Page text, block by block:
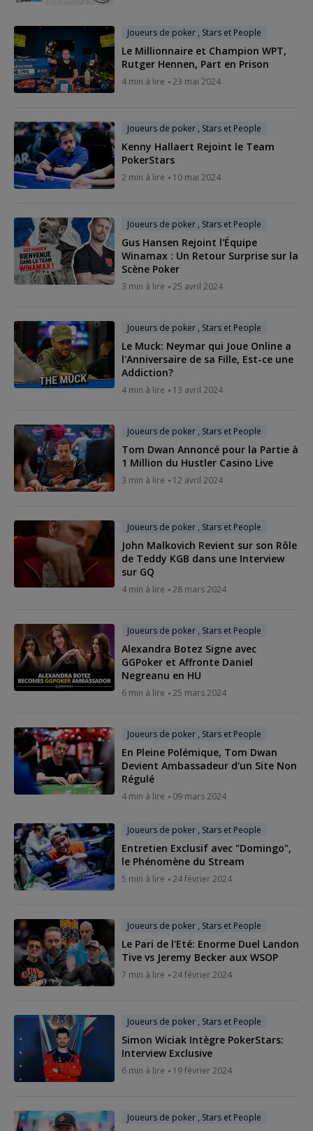
Joueurs de poker , Stars et People
Le Millionnaire et Champion WPT,
Rutger Hennen, Part en Prison
4 min à lire 23 mai 2024
Joueurs de poker , Stars et People
Kenny Hallaert Rejoint le Team
PokerStars
2 min à lire 10 mai 2024
Joueurs de poker , Stars et People
Gus Hansen Rejoint l'Équipe
Winamax : Un Retour Surprise sur la
Scène Poker
3 min à lire 25 avril 2024
Joueurs de poker , Stars et People
Le Muck: Neymar qui Joue Online a
l'Anniversaire de sa Fille, Est-ce une
Addiction?
4 min à lire 13 avril 2024
Joueurs de poker , Stars et People
Tom Dwan Annoncé pour la Partie à
1 Million du Hustler Casino Live
3 min à lire 12 avril 2024
Joueurs de poker , Stars et People
John Malkovich Revient sur son Rôle
de Teddy KGB dans une Interview
sur GQ
4 min à lire 28 mars 2024
Joueurs de poker , Stars et People
Alexandra Botez Signe avec
GGPoker et Affronte Daniel
Negreanu en HU
6 min à lire 25 mars 2024
Joueurs de poker , Stars et People
En Pleine Polémique, Tom Dwan
Devient Ambassadeur d'un Site Non
Régulé
4 min à lire 09 mars 2024
Joueurs de poker , Stars et People
Entretien Exclusif avec "Domingo",
le Phénomène du Stream
5 min à lire 24 février 2024
Joueurs de poker , Stars et People
Le Pari de l'Eté: Enorme Duel Landon
Tive vs Jeremy Becker aux WSOP
7 min à lire 24 février 2024
Joueurs de poker , Stars et People
Simon Wiciak Intègre PokerStars:
Interview Exclusive
6 min à lire 19 février 2024
Joueurs de poker , Stars et People